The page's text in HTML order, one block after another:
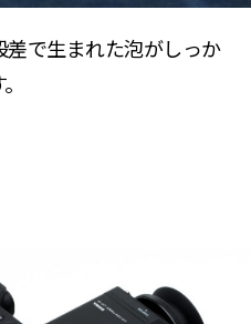
で生まれた泡がしっか